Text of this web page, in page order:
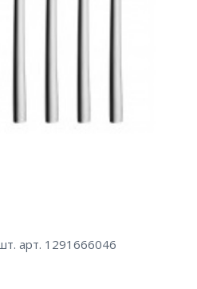
арт. 1291666046